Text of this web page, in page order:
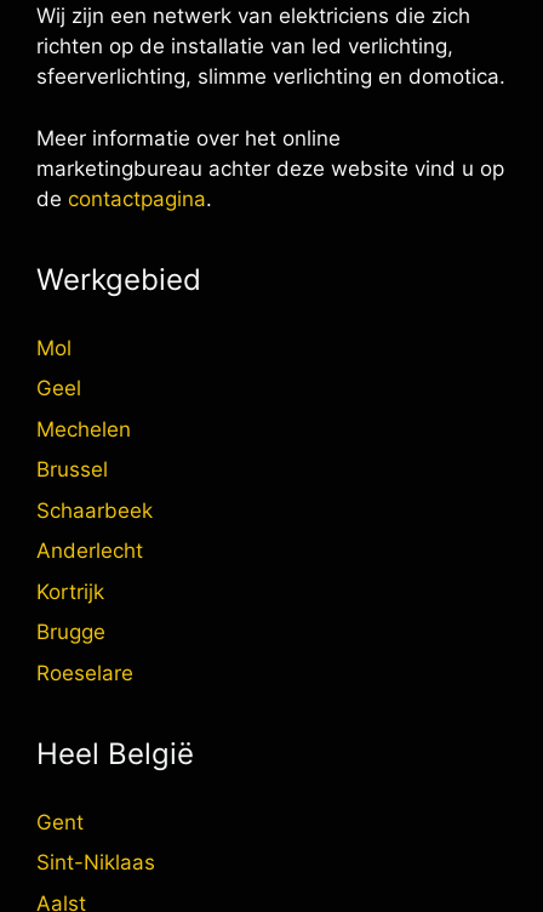
Wij zijn een netwerk van elektriciens die zich
richten op de installatie van led verlichting,
sfeerverlichting, slimme verlichting en domotica.
Meer informatie over het online
marketingbureau achter deze website vind u op
de contactpagina.
Werkgebied
Mol
Geel
Mechelen
Brussel
Schaarbeek
Anderlecht
Kortrijk
Brugge
Roeselare
Heel België
Gent
Sint-Niklaas
Aalst